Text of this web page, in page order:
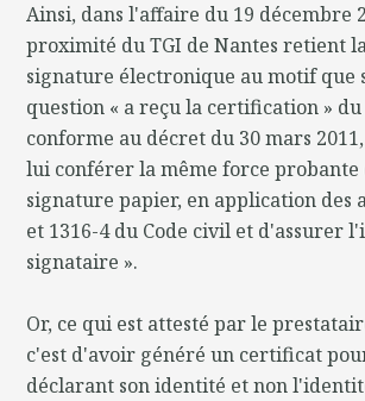
Ainsi, dans l'affaire du 19 décembre
proximité du TGI de Nantes retient
signature électronique au motif que
question « a reçu la certification » du
conforme au décret du 30 mars
lui conférer la même force probante
signature papier, en application des
et 1316-4 du Code civil et d'assurer
signataire ».
Or, ce qui est attesté par le
c'est d'avoir généré un certificat
déclarant son identité et non